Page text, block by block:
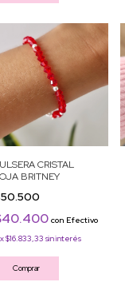
CRISTAL
BRITNEY
con Efectivo
x$16.833,33 sin interés
Comprar